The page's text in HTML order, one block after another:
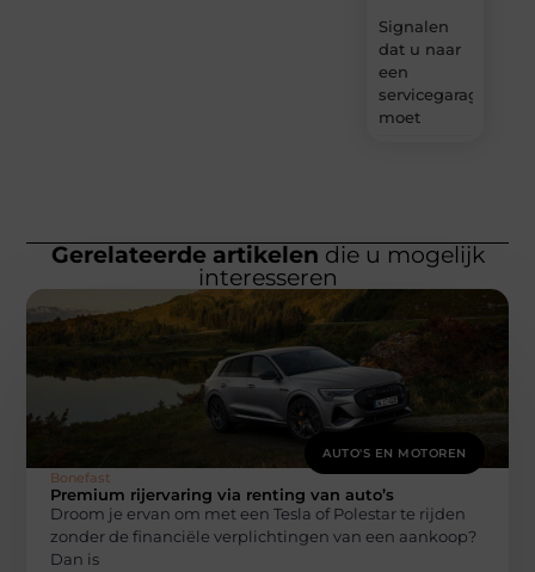
Signalen
dat u naar
een
servicegarage
moet
Gerelateerde artikelen die u mogelijk
interesseren
AUTO'S EN MOTOREN
Bonefast
Premium rijervaring via renting van auto’s
Droom je ervan om met een Tesla of Polestar te rijden
zonder de financiële verplichtingen van een aankoop?
Dan is